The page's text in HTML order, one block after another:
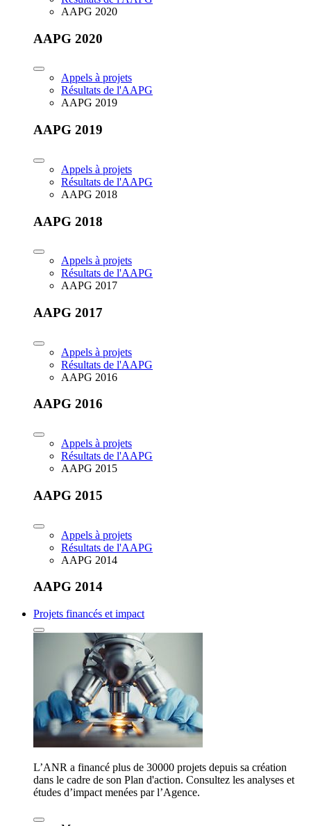
AAPG 2020
AAPG 2020
Appels à projets
Résultats de l'AAPG
AAPG 2019
AAPG 2019
Appels à projets
Résultats de l'AAPG
AAPG 2018
AAPG 2018
Appels à projets
Résultats de l'AAPG
AAPG 2017
AAPG 2017
Appels à projets
Résultats de l'AAPG
AAPG 2016
AAPG 2016
Appels à projets
Résultats de l'AAPG
AAPG 2015
AAPG 2015
Appels à projets
Résultats de l'AAPG
AAPG 2014
AAPG 2014
Projets financés et impact
L’ANR a financé plus de 30000 projets depuis sa création
dans le cadre de son Plan d'action. Consultez les analyses et
études d’impact menées par l’Agence.